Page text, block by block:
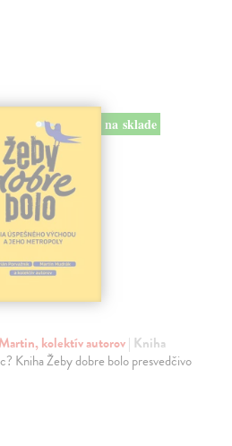
na sklade
kolektív autorov| Kniha
Kniha Žeby dobre bolo presvedčivo